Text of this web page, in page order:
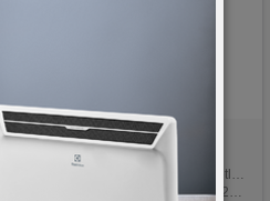
home LTN 11/YE
Treperava narandžasta svjetlost
Jednostavno napajanje CR2032 baterijom